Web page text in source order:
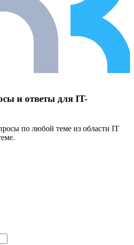
и ответы для IT-
по любой теме из области IT